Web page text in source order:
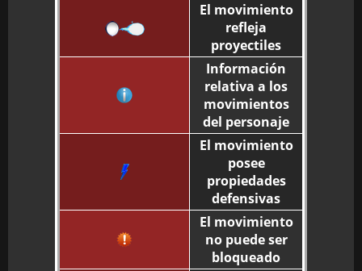
El movimiento
refleja
proyectiles
Información
relativa a los
movimientos
del personaje
El movimiento
posee
propiedades
defensivas
El movimiento
no puede ser
bloqueado